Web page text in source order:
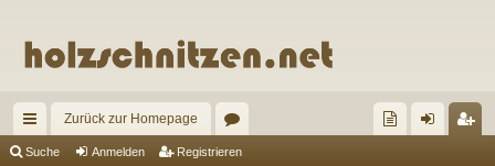
ch
Zurück zur Homepage
or
Suche Anmelden Registrieren